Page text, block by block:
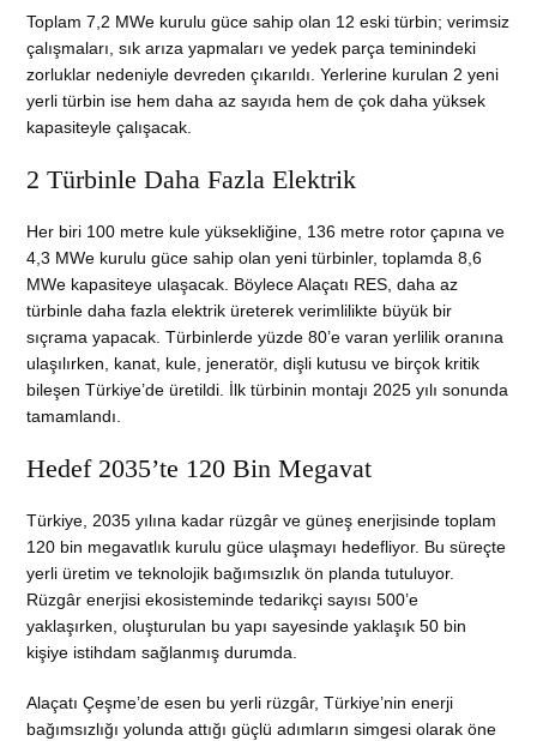
Toplam 7,2 MWe kurulu güce sahip olan 12 eski türbin; verimsiz
çalışmaları, sık arıza yapmaları ve yedek parça teminindeki
zorluklar nedeniyle devreden çıkarıldı. Yerlerine kurulan 2 yeni
yerli türbin ise hem daha az sayıda hem de çok daha yüksek
kapasiteyle çalışacak.
2 Türbinle Daha Fazla Elektrik
Her biri 100 metre kule yüksekliğine, 136 metre rotor çapına ve
4,3 MWe kurulu güce sahip olan yeni türbinler, toplamda 8,6
MWe kapasiteye ulaşacak. Böylece Alaçatı RES, daha az
türbinle daha fazla elektrik üreterek verimlilikte büyük bir
sıçrama yapacak. Türbinlerde yüzde 80’e varan yerlilik oranına
ulaşılırken, kanat, kule, jeneratör, dişli kutusu ve birçok kritik
bileşen Türkiye’de üretildi. İlk türbinin montajı 2025 yılı sonunda
tamamlandı.
Hedef 2035’te 120 Bin Megavat
Türkiye, 2035 yılına kadar rüzgâr ve güneş enerjisinde toplam
120 bin megavatlık kurulu güce ulaşmayı hedefliyor. Bu süreçte
yerli üretim ve teknolojik bağımsızlık ön planda tutuluyor.
Rüzgâr enerjisi ekosisteminde tedarikçi sayısı 500’e
yaklaşırken, oluşturulan bu yapı sayesinde yaklaşık 50 bin
kişiye istihdam sağlanmış durumda.
Alaçatı Çeşme’de esen bu yerli rüzgâr, Türkiye’nin enerji
bağımsızlığı yolunda attığı güçlü adımların simgesi olarak öne